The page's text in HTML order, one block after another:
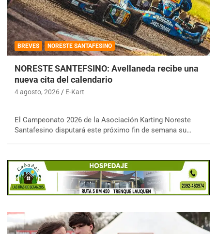
BREVES NORESTE SANTAFESINO
NORESTE SANTEFSINO: Avellaneda recibe una
nueva cita del calendario
4 agosto, 2026 E-Kart
El Campeonato 2026 de la Asociación Karting Noreste
Santafesino disputará este próximo fin de semana su…